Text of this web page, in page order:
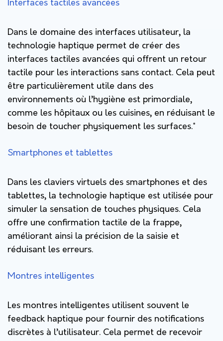
Interfaces tactiles avancées
Dans le domaine des interfaces utilisateur, la
technologie haptique permet de créer des
interfaces tactiles avancées qui offrent un retour
tactile pour les interactions sans contact. Cela peut
être particulièrement utile dans des
environnements où l’hygiène est primordiale,
comme les hôpitaux ou les cuisines, en réduisant le
besoin de toucher physiquement les surfaces.*
Smartphones et tablettes
Dans les claviers virtuels des smartphones et des
tablettes, la technologie haptique est utilisée pour
simuler la sensation de touches physiques. Cela
offre une confirmation tactile de la frappe,
améliorant ainsi la précision de la saisie et
réduisant les erreurs.
Montres intelligentes
Les montres intelligentes utilisent souvent le
feedback haptique pour fournir des notifications
discrètes à l’utilisateur. Cela permet de recevoir